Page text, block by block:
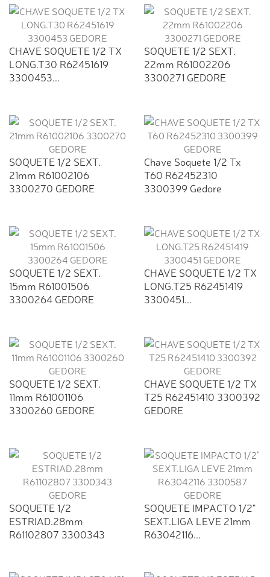
CHAVE SOQUETE 1/2 TX
LONG.T30 R62451619
3300453...
SOQUETE 1/2 SEXT.
22mm R61002206
3300271 GEDORE
SOQUETE 1/2 SEXT.
21mm R61002106
3300270 GEDORE
Chave Soquete 1/2 Tx
T60 R62452310
3300399 Gedore
SOQUETE 1/2 SEXT.
15mm R61001506
3300264 GEDORE
CHAVE SOQUETE 1/2 TX
LONG.T25 R62451419
3300451...
SOQUETE 1/2 SEXT.
11mm R61001106
3300260 GEDORE
CHAVE SOQUETE 1/2 TX
T25 R62451410 3300392
GEDORE
SOQUETE 1/2
ESTRIAD.28mm
R61102807 3300343
SOQUETE IMPACTO 1/2"
SEXT.LIGA LEVE 21mm
R63042116...